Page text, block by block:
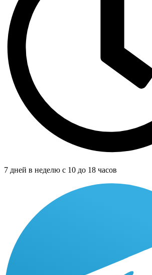
7 дней в неделю с 10 до 18 часов